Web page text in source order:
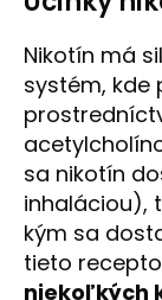
Nikotín má
systém, kde
sa nikotín
inhaláciou),
kým sa
tieto
niekoľkých